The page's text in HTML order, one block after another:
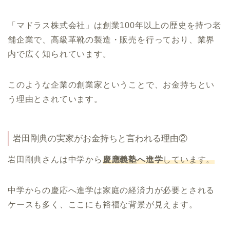
「マドラス株式会社」は創業100年以上の歴史を持つ老
舗企業で、高級革靴の製造・販売を行っており、業界
内で広く知られています。
このような企業の創業家ということで、お金持ちとい
う理由とされています。
岩田剛典の実家がお金持ちと言われる理由②
岩田剛典さんは中学から慶應義塾へ進学しています。
中学からの慶応へ進学は家庭の経済力が必要とされる
ケースも多く、ここにも裕福な背景が見えます。